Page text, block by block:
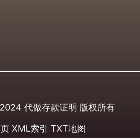
代做存款证明 版权所有
XML索引 TXT地图